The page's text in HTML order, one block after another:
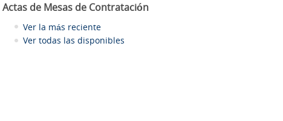
Actas de Mesas de Contratación
Ver la más reciente
Ver todas las disponibles